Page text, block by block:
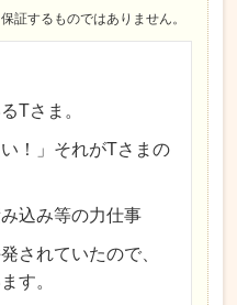
証するものではありません。
Tさま。
！」それがTさまの
込み等の力仕事
されていたので、
す。